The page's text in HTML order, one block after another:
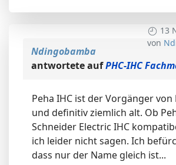
13
von
Ndingobamba
antwortete aufPHC-IHC
Peha IHC ist der Vorgänger von
und definitiv ziemlich alt. Ob
Schneider Electric IHC
ich leider nicht sagen. Ich
dass nur der Name gleich ist...